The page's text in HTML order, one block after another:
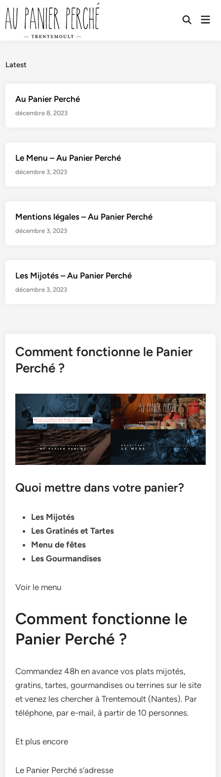
Skip
to
content
Open
Latest
Au Panier Perché
décembre 8, 2023
Le Menu – Au Panier Perché
décembre 3, 2023
Mentions légales – Au Panier Perché
décembre 3, 2023
Les Mijotés – Au Panier Perché
décembre 3, 2023
Comment fonctionne le Panier
Perché ?
Quoi mettre dans votre panier?
Les Mijotés
Les Gratinés et Tartes
Menu de fêtes
Les Gourmandises
Voir le menu
Comment fonctionne le
Panier Perché ?
Commandez 48h en avance vos plats mijotés,
gratins, tartes, gourmandises ou terrines sur le site
et venez les chercher à Trentemoult (Nantes). Par
téléphone, par e-mail, à partir de 10 personnes.
Et plus encore
Le Panier Perché s’adresse